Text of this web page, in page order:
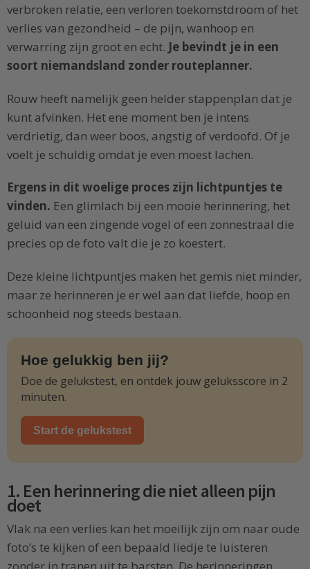
verbroken relatie, een verloren toekomstdroom of het
verlies van gezondheid – de pijn, wanhoop en
verwarring zijn groot en echt. Je bevindt je in een
soort niemandsland zonder routeplanner.
Rouw heeft namelijk geen helder stappenplan dat je
kunt afvinken. Het ene moment ben je intens
verdrietig, dan weer boos, angstig of verdoofd. Of je
voelt je schuldig omdat je even moest lachen.
Ergens in dit woelige proces zijn lichtpuntjes te
vinden. Een glimlach bij een mooie herinnering, het
geluid van een zingende vogel of een zonnestraal die
precies op de foto valt die je zo koestert.
Deze kleine lichtpuntjes maken het gemis niet minder,
maar ze herinneren je er wel aan dat liefde, hoop en
schoonheid nog steeds bestaan.
Hoe gelukkig ben jij?
Doe de gelukstest, en ontdek jouw geluksscore in 2
minuten.
Start de gelukstest
1. Een herinnering die niet alleen pijn
doet
Vlak na een verlies kan het moeilijk zijn om naar oude
foto’s te kijken of een bepaald liedje te luisteren